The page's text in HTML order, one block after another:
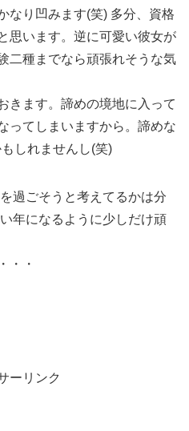
なり凹みます(笑) 多分、資格
思います。逆に可愛い彼女が
二種までなら頑張れそうな気
きます。諦めの境地に入って
ってしまいますから。諦めな
しれませんし(笑)
過ごそうと考えてるかは分
年になるように少しだけ頑
・・
ーリンク